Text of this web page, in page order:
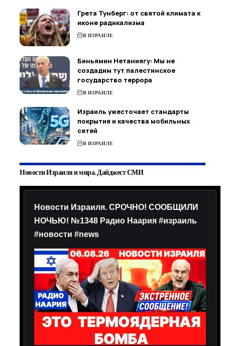
Грета Тунберг: от святой климата к
иконе радикализма
В ИЗРАИЛЕ
Биньямин Нетаниягу: Мы не
создадим тут палестинское
государство террора
В ИЗРАИЛЕ
Израиль ужесточает стандарты
покрытия и качества мобильных
сетей
В ИЗРАИЛЕ
Новости Израиля и мира. Дайджест СМИ